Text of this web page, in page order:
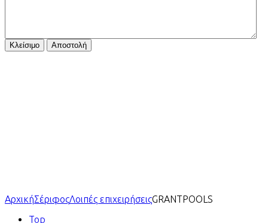
Κλείσιμο Αποστολή
ΑρχικήΣέριφοςΛοιπές επιχειρήσειςGRANTPOOLS
Top